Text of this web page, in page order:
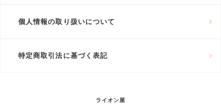
個人情報の取り扱いについて
特定商取引法に基づく表記
ライオン屋